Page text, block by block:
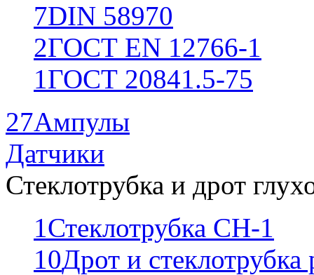
7DIN 58970
2ГОСТ EN 12766-1
1ГОСТ 20841.5-75
27Ампулы
Датчики
Стеклотрубка и дрот
1Стеклотрубка СН-1
10Дрот и